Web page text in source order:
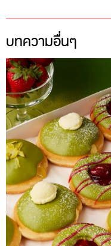
บทความอื่นๆ